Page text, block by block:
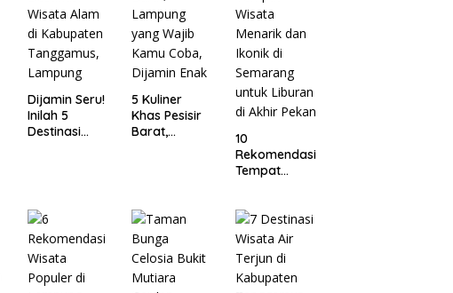
Dijamin Seru!
Inilah 5
Destinasi
5 Kuliner
Khas Pesisir
Barat,
10
Rekomendasi
Tempat
Ikonik di
Semarang
untuk Liburan
di Akhir
Pekan